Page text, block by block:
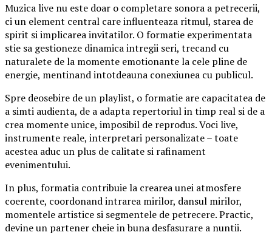
Muzica live nu este doar o completare sonora a petrecerii,
ci un element central care influenteaza ritmul, starea de
spirit si implicarea invitatilor. O formatie experimentata
stie sa gestioneze dinamica intregii seri, trecand cu
naturalete de la momente emotionante la cele pline de
energie, mentinand intotdeauna conexiunea cu publicul.
Spre deosebire de un playlist, o formatie are capacitatea de
a simti audienta, de a adapta repertoriul in timp real si de a
crea momente unice, imposibil de reprodus. Voci live,
instrumente reale, interpretari personalizate – toate
acestea aduc un plus de calitate si rafinament
evenimentului.
In plus, formatia contribuie la crearea unei atmosfere
coerente, coordonand intrarea mirilor, dansul mirilor,
momentele artistice si segmentele de petrecere. Practic,
devine un partener cheie in buna desfasurare a nuntii.